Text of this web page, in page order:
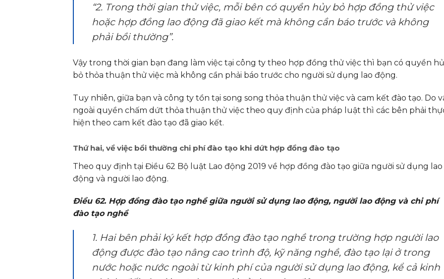
“2. Trong thời gian thử việc, mỗi bên có quyền hủy bỏ hợp đồng thử việc
hoặc hợp đồng lao động đã giao kết mà không cần báo trước và không
phải bồi thường”.
Vậy trong thời gian bạn đang làm việc tại công ty theo hợp đồng thử việc thì bạn có quyền
bỏ thỏa thuận thử việc mà không cần phải báo trước cho người sử dụng lao động.
Tuy nhiên, giữa bạn và công ty tồn tại song song thỏa thuận thử việc và cam kết đào tạo. Do
ngoài quyền chấm dứt thỏa thuận thử việc theo quy định của pháp luật thì các bên phải
hiện theo cam kết đào tạo đã giao kết.
Thứ hai, về việc bồi thường chi phí đào tạo khi dứt hợp đồng đào tạo
Theo quy định tại Điều 62 Bộ luật Lao động 2019 về hợp đồng đào tạo giữa người sử dụng lao
động và người lao động.
Điều 62. Hợp đồng đào tạo nghề giữa người sử dụng lao động, người lao động và chi phí
đào tạo nghề
1. Hai bên phải ký kết hợp đồng đào tạo nghề trong trường hợp người lao
động được đào tạo nâng cao trình độ, kỹ năng nghề, đào tạo lại ở trong
nước hoặc nước ngoài từ kinh phí của người sử dụng lao động, kể cả kinh